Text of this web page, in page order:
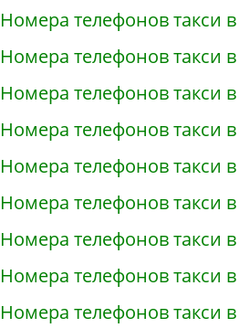
Номера телефонов такси
Номера телефонов такси
Номера телефонов такси
Номера телефонов такси
Номера телефонов такси
Номера телефонов такси
Номера телефонов такси
Номера телефонов такси
Номера телефонов такси